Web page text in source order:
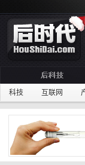
科技 互联网